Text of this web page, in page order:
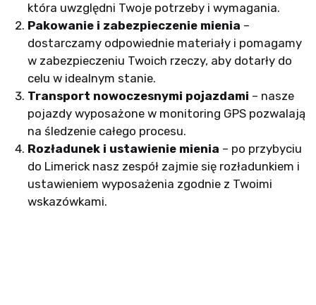
która uwzględni Twoje potrzeby i wymagania.
Pakowanie i zabezpieczenie mienia –
dostarczamy odpowiednie materiały i pomagamy
w zabezpieczeniu Twoich rzeczy, aby dotarły do
celu w idealnym stanie.
Transport nowoczesnymi pojazdami – nasze
pojazdy wyposażone w monitoring GPS pozwalają
na śledzenie całego procesu.
Rozładunek i ustawienie mienia – po przybyciu
do Limerick nasz zespół zajmie się rozładunkiem i
ustawieniem wyposażenia zgodnie z Twoimi
wskazówkami.